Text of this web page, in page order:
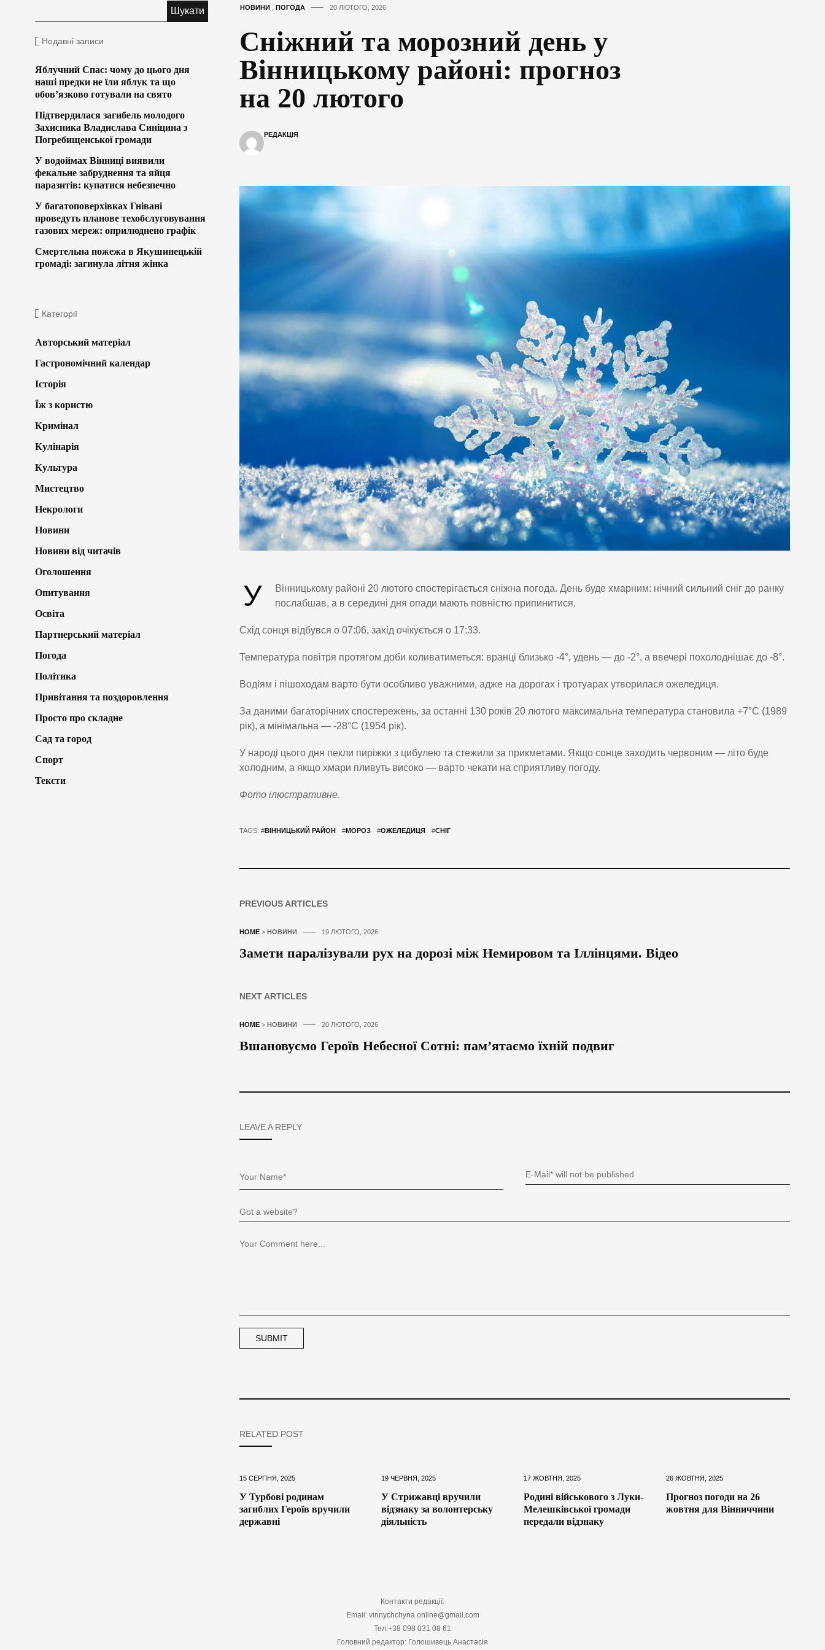
НОВИНИ, ПОГОДА 20 ЛЮТОГО, 2026
Сніжний та морозний день у
Вінницькому районі: прогноз
на 20 лютого
РЕДАКЦІЯ
У
Вінницькому районі 20 лютого спостерігається сніжна погода. День буде хмарним: нічний сильний сніг до ранку
послабшав, а в середині дня опади мають повністю припинитися.
Схід сонця відбувся о 07:06, захід очікується о 17:33.
Температура повітря протягом доби коливатиметься: вранці близько -4°, удень — до -2°, а ввечері похолоднішає до -8°.
Водіям і пішоходам варто бути особливо уважними, адже на дорогах і тротуарах утворилася ожеледиця.
За даними багаторічних спостережень, за останні 130 років 20 лютого максимальна температура становила +7°C (1989
рік), а мінімальна — -28°C (1954 рік).
У народі цього дня пекли пиріжки з цибулею та стежили за прикметами. Якщо сонце заходить червоним — літо буде
холодним, а якщо хмари пливуть високо — варто чекати на сприятливу погоду.
Фото ілюстративне.
TAGS: #ВІННИЦЬКИЙ РАЙОН #МОРОЗ #ОЖЕЛЕДИЦЯ #СНІГ
PREVIOUS ARTICLES
HOME> НОВИНИ 19 ЛЮТОГО, 2026
Замети паралізували рух на дорозі між Немировом та Іллінцями. Відео
NEXT ARTICLES
HOME> НОВИНИ 20 ЛЮТОГО, 2026
Вшановуємо Героїв Небесної Сотні: пам’ятаємо їхній подвиг
LEAVE A REPLY
RELATED POST
15 СЕРПНЯ, 2025
У Турбові родинам
загиблих Героїв вручили
державні
19 ЧЕРВНЯ, 2025
У Стрижавці вручили
відзнаку за волонтерську
діяльність
17 ЖОВТНЯ, 2025
Родині військового з Луки-
Мелешківської громади
передали відзнаку
26 ЖОВТНЯ, 2025
Прогноз погоди на 26
жовтня для Вінниччини
Недавні записи
Яблучний Спас: чому до цього дня
наші предки не їли яблук та що
обов’язково готували на свято
Підтвердилася загибель молодого
Захисника Владислава Синіцина з
Погребищенської громади
У водоймах Вінниці виявили
фекальне забруднення та яйця
паразитів: купатися небезпечно
У багатоповерхівках Гнівані
проведуть планове техобслуговування
газових мереж: оприлюднено графік
Смертельна пожежа в Якушинецькій
громаді: загинула літня жінка
Категорії
Авторський матеріал
Гастрономічний календар
Історія
Їж з користю
Кримінал
Кулінарія
Культура
Мистецтво
Некрологи
Новини
Новини від читачів
Оголошення
Опитування
Освіта
Партнерський матеріал
Погода
Політика
Привітання та поздоровлення
Просто про складне
Сад та город
Спорт
Тексти
Контакти редакції:
Email: vinnychchyna.online@gmail.com
Тел:+38 098 031 08 61
Головний редактор: Голошивець Анастасія